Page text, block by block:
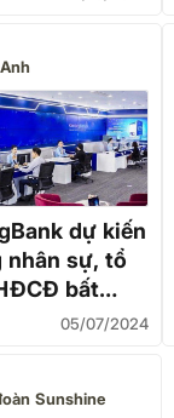
dự kiến
nhân sự, tổ
bất
05/07/2024
Sunshine